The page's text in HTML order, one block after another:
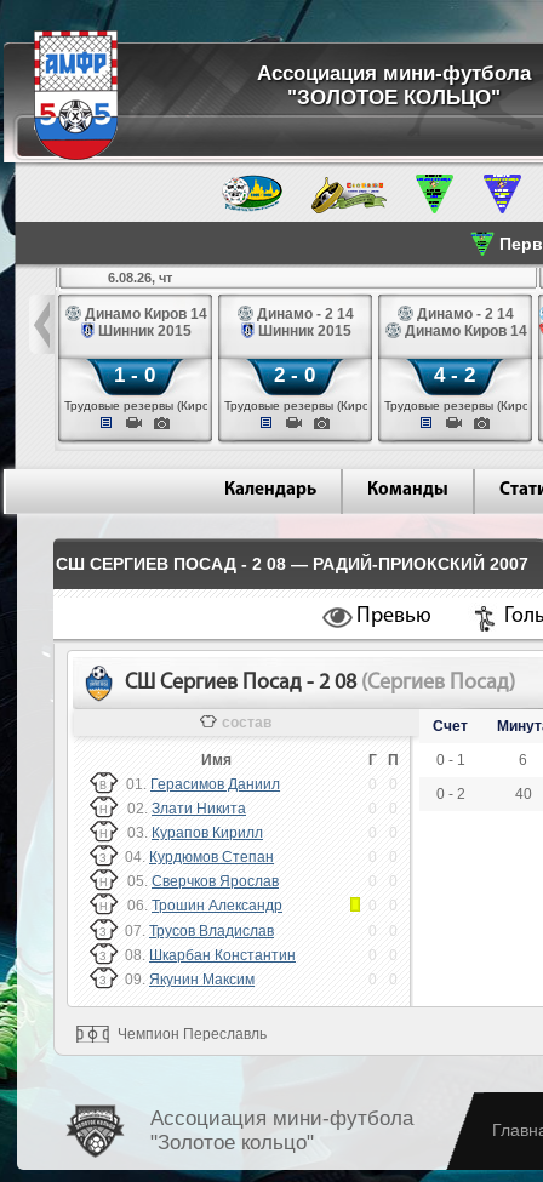
Ассоциация мини-футбола
"ЗОЛОТОЕ КОЛЬЦО"
14
6.08.26, чт
Динамо Киров 14
Шинник 2015
1 - 0
Трудовые резервы (Киров)
Динамо - 2 14
Шинник 2015
2 - 0
Трудовые резервы (Киров)
Динамо - 2 14
Динамо Киров 14
4 - 2
Трудовые резервы (Киров)
Календарь Команды
СШ СЕРГИЕВ ПОСАД - 2 08 — РАДИЙ-ПРИОКСКИЙ 2007
Превью
СШ Сергиев Посад - 2 08 (Сергиев Посад)
состав
Имя Г П
В 01. Герасимов Даниил 0 0
Н 02. Злати Никита 0 0
Н 03. Курапов Кирилл 0 0
З 04. Курдюмов Степан 0 0
Н 05. Сверчков Ярослав 0 0
Н 06. Трошин Александр 0 0
З 07. Трусов Владислав 0 0
З 08. Шкарбан Константин 0 0
З 09. Якунин Максим 0 0
Счет
0 - 1
6
0 - 2
40
Чемпион Переславль
Ассоциация мини-футбола
"Золотое кольцо"